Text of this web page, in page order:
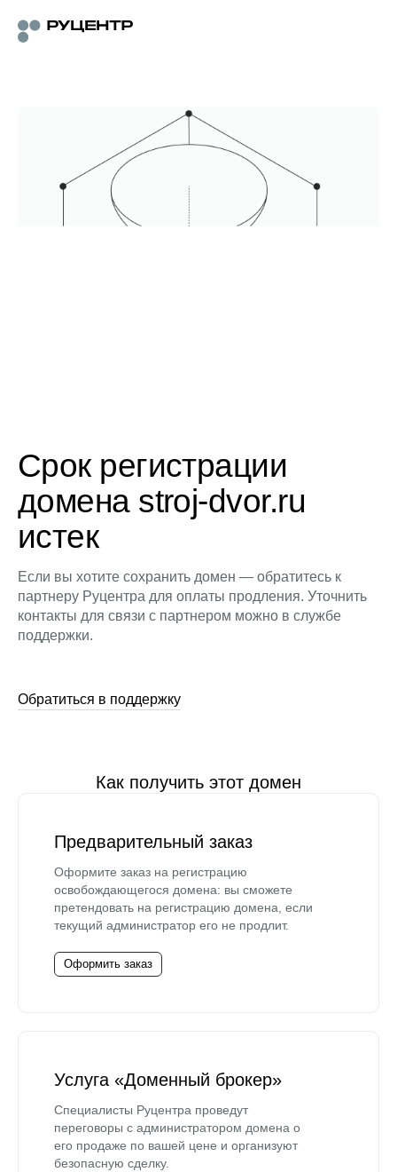
Срок регистрации
домена stroj-dvor.ru
истек
Если вы хотите сохранить домен — обратитесь к
партнеру Руцентра для оплаты продления. Уточнить
контакты для связи с партнером можно в службе
поддержки.
Обратиться в поддержку
Как получить этот домен
Предварительный заказ
Оформите заказ на регистрацию
освобождающегося домена: вы сможете
претендовать на регистрацию домена, если
текущий администратор его не продлит.
Оформить заказ
Услуга «Доменный брокер»
Специалисты Руцентра проведут
переговоры с администратором домена о
его продаже по вашей цене и организуют
безопасную сделку.